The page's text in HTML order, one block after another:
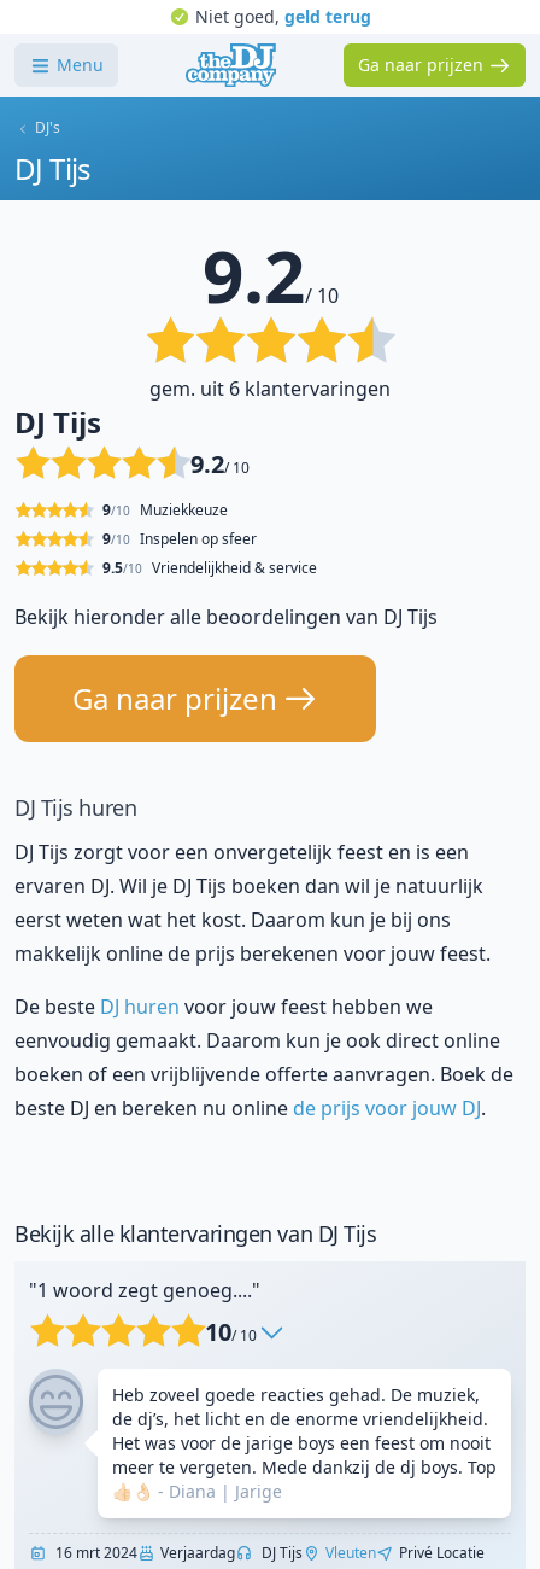
Niet goed, geld terug
Menu Ga naar prijzen
DJ's
DJ Tijs
9.2/ 10
gem. uit 6 klantervaringen
DJ Tijs
9.2/ 10
Muziekkeuze
9/10
Inspelen op sfeer
9/10
Vriendelijkheid & service
9.5/10
Bekijk hieronder alle beoordelingen van DJ Tijs
Ga naar prijzen
DJ Tijs huren
DJ Tijs zorgt voor een onvergetelijk feest en is een
ervaren DJ. Wil je DJ Tijs boeken dan wil je natuurlijk
eerst weten wat het kost. Daarom kun je bij ons
makkelijk online de prijs berekenen voor jouw feest.
De beste DJ huren voor jouw feest hebben we
eenvoudig gemaakt. Daarom kun je ook direct online
boeken of een vrijblijvende offerte aanvragen. Boek de
beste DJ en bereken nu online de prijs voor jouw DJ.
Bekijk alle klantervaringen van DJ Tijs
"1 woord zegt genoeg...."
10/ 10
Heb zoveel goede reacties gehad. De muziek,
de dj’s, het licht en de enorme vriendelijkheid.
Het was voor de jarige boys een feest om nooit
meer te vergeten. Mede dankzij de dj boys. Top
👍🏻👌🏻 - Diana | Jarige
16 mrt 2024 Verjaardag DJ Tijs Vleuten Privé Locatie